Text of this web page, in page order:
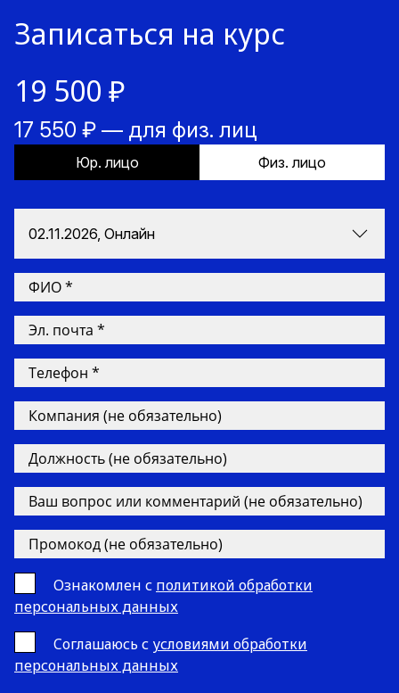
Записаться на курс
19 500 ₽
17 550 ₽ — для физ. лиц
Юр. лицо Физ. лицо
02.11.2026, Онлайн
Ознакомлен с политикой обработки
персональных данных
Cоглашаюсь с условиями обработки
персональных данных